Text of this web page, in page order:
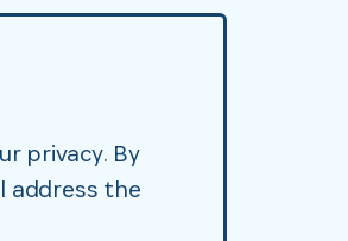
privacy. By
address the